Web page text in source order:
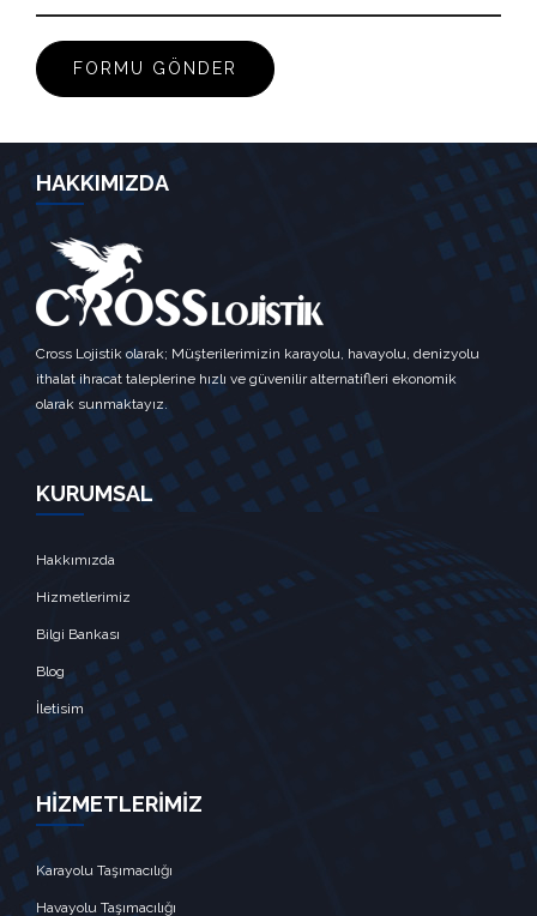
HAKKIMIZDA
Cross Lojistik olarak; Müşterilerimizin karayolu, havayolu, denizyolu
ithalat ihracat taleplerine hızlı ve güvenilir alternatifleri ekonomik
olarak sunmaktayız.
KURUMSAL
Hakkımızda
Hizmetlerimiz
Bilgi Bankası
Blog
İletisim
HİZMETLERİMİZ
Karayolu Taşımacılığı
Havayolu Taşımacılığı